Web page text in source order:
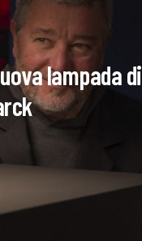
lampada di